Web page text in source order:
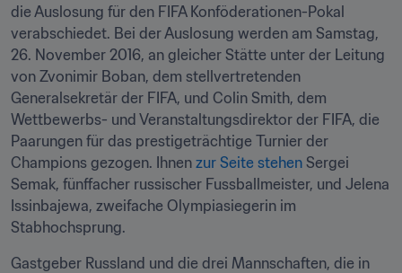
die Auslosung für den FIFA Konföderationen-Pokal
verabschiedet. Bei der Auslosung werden am Samstag,
26. November 2016, an gleicher Stätte unter der Leitung
von Zvonimir Boban, dem stellvertretenden
Generalsekretär der FIFA, und Colin Smith, dem
Wettbewerbs- und Veranstaltungsdirektor der FIFA, die
Paarungen für das prestigeträchtige Turnier der
Champions gezogen. Ihnen zur Seite stehen Sergei
Semak, fünffacher russischer Fussballmeister, und Jelena
Issinbajewa, zweifache Olympiasiegerin im
Stabhochsprung.
Gastgeber Russland und die drei Mannschaften, die in